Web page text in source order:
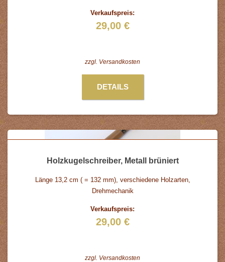
Verkaufspreis:
29,00 €
zzgl. Versandkosten
DETAILS
Holzkugelschreiber, Metall brüniert
Länge 13,2 cm ( = 132 mm), verschiedene Holzarten,
Drehmechanik
Verkaufspreis:
29,00 €
zzgl. Versandkosten